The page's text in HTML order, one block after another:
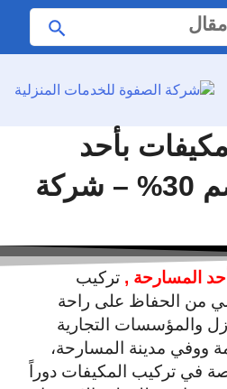
بأحد
المسارحة خصم 30% – شركة
المسارحة , تركيب
من الحفاظ على راحة
والمؤسسات التجارية
ووفي مدينة المسارحة،
في تركيب المكيفات دوراً